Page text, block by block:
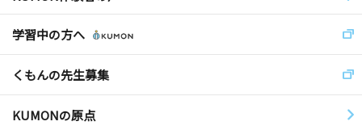
学習中の方へ
くもんの先生募集
KUMONの原点